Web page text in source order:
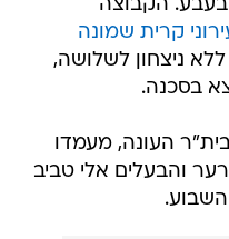
הקבוצה
ניצחון לשלושה,
בסכנה.
העונה, מעמדו
והבעלים אלי טביב